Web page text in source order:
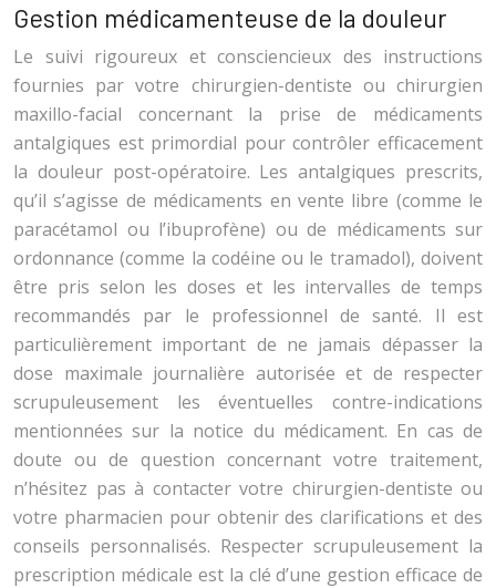
Gestion médicamenteuse de la douleur
Le suivi rigoureux et consciencieux des instructions
fournies par votre chirurgien-dentiste ou chirurgien
maxillo-facial concernant la prise de médicaments
antalgiques est primordial pour contrôler efficacement
la douleur post-opératoire. Les antalgiques prescrits,
qu’il s’agisse de médicaments en vente libre (comme le
paracétamol ou l’ibuprofène) ou de médicaments sur
ordonnance (comme la codéine ou le tramadol), doivent
être pris selon les doses et les intervalles de temps
recommandés par le professionnel de santé. Il est
particulièrement important de ne jamais dépasser la
dose maximale journalière autorisée et de respecter
scrupuleusement les éventuelles contre-indications
mentionnées sur la notice du médicament. En cas de
doute ou de question concernant votre traitement,
n’hésitez pas à contacter votre chirurgien-dentiste ou
votre pharmacien pour obtenir des clarifications et des
conseils personnalisés. Respecter scrupuleusement la
prescription médicale est la clé d’une gestion efficace de